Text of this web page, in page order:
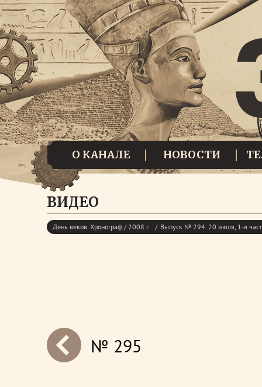
О КАНАЛЕ НОВОСТИ
ВИДЕО
День веков. Хронограф / 2008 г. Выпуск № 294. 20 июля, 1-я
next№ 295